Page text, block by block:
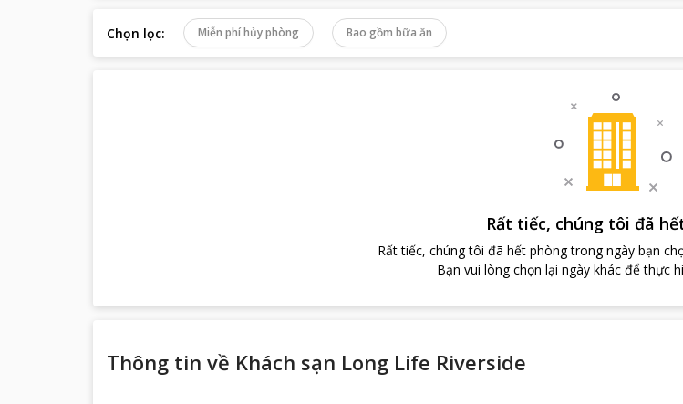
Chọn lọc: Miễn phí hủy phòng Bao gồm bữa ăn
Rất tiếc, chúng tôi đã
Rất tiếc, chúng tôi đã hết phòng trong ngày bạn
Bạn vui lòng chọn lại ngày khác để thực
Thông tin về Khách sạn Long Life Riverside